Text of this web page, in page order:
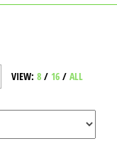
VIEW: 8 / 16 / ALL